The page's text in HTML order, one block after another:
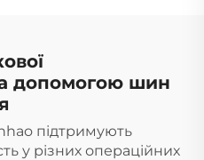
допомогою шин
підтримують
у різних операційних